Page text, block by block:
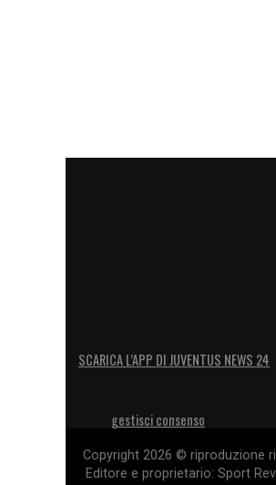
SCARICA L’APP DI JUVENTUS NEWS 24
gestisci consenso
Copyright 2026 © riproduzione
Editore e proprietario: Sport